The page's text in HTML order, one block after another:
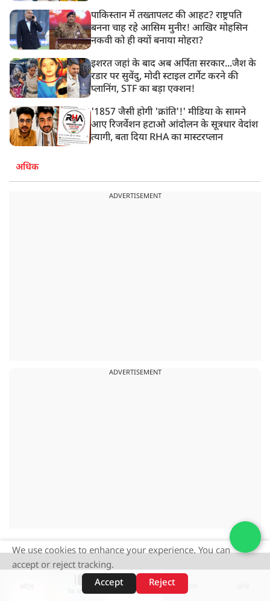
पाकिस्तान में तख्तापलट की आहट? राष्ट्रपति
बनना चाह रहे आसिम मुनीर! आखिर मोहसिन
नकवी को ही क्यों बनाया मोहरा?
इशरत जहां के बाद अब अर्पिता सरकार...जैश के
रडार पर सुवेंदु, मोदी स्टाइल टार्गेट करने की
प्लानिंग, STF का बड़ा एक्शन!
'1857 जैसी होगी 'क्रांति'!' मीडिया के सामने
आए रिजर्वेशन हटाओ आंदोलन के सूत्रधार वेदांश
त्यागी, बता दिया RHA का मास्टरप्लान
अधिक
ADVERTISEMENT
ADVERTISEMENT
वेब स्टोरीज़
We use cookies to enhance your experience. You can
accept or reject tracking.
Accept
Reject